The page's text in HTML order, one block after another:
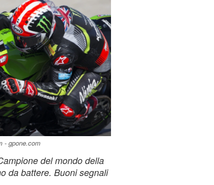
- gpone.com
del mondo della
da battere. Buoni segnali